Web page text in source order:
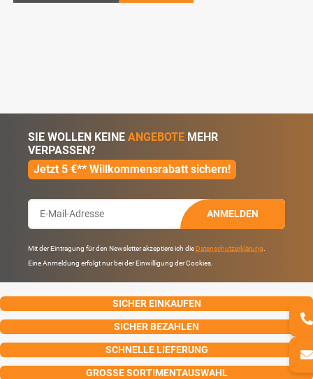
SIE WOLLEN KEINE ANGEBOTE MEHR
VERPASSEN?
Jetzt 5 €** Willkommensrabatt sichern!
ANMELDEN
Mit der Eintragung für den Newsletter akzeptiere ich die Datenschutzerklärung
Eine Anmeldung erfolgt nur bei der Einwilligung der Cookies.
SICHER EINKAUFEN
SICHER BEZAHLEN
SCHNELLE LIEFERUNG
GROSSE SORTIMENTAUSWAHL